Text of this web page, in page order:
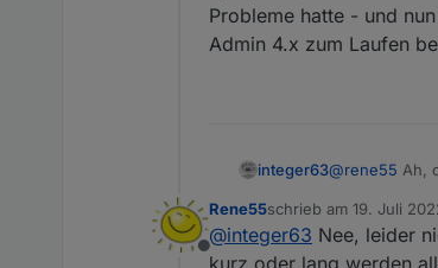
Probleme hatte - und
Admin 4.x zum Laufen
integer63@rene55 Ah,
und nun fällt
bewegen?
Offline
Rene55schrieb am 19. Juli
zuletzt editiert von
@integer63 Nee, leider
kurz oder lang werden